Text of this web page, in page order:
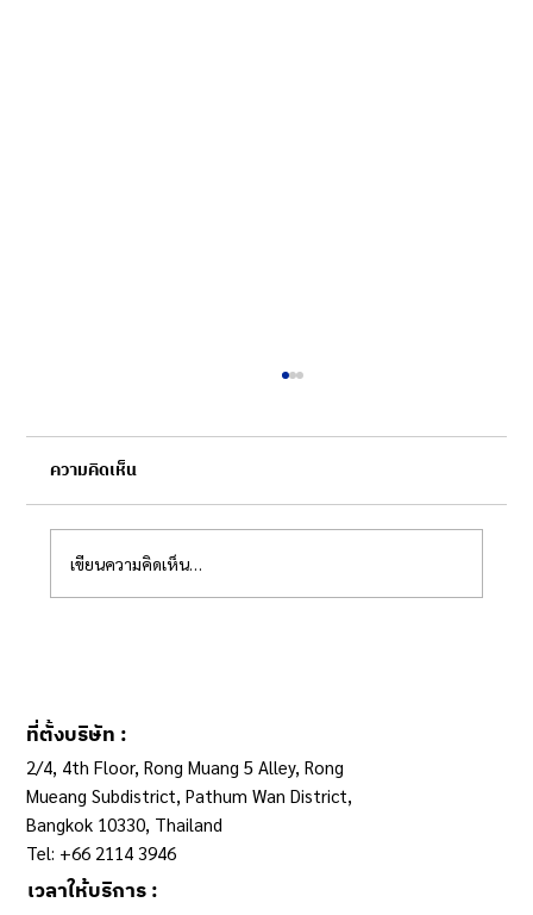
ความคิดเห็น
เขียนความคิดเห็น…
ที่ตั้งบริษัท :
2/4, 4th Floor, Rong Muang 5 Alley, Rong
Mueang Subdistrict, Pathum Wan District,
Bangkok 10330, Thailand
Tel: +66 2114 3946
เวลาให้บริการ :